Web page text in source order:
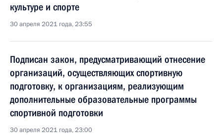
культуре и спорте
30 апреля 2021 года, 23:55
Подписан закон, предусматривающий отнесение
организаций, осуществляющих спортивную
подготовку, к организациям, реализующим
дополнительные образовательные программы
спортивной подготовки
30 апреля 2021 года, 23:00